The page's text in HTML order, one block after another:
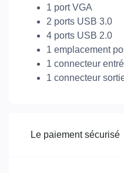
1 port VGA
2 ports USB 3.0
4 ports USB 2.0
1 emplacement
1 connecteur
1 connecteur
Le paiement sécurisé